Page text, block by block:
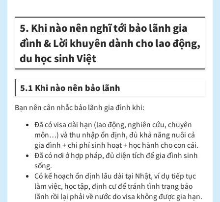
5. Khi nào nên nghĩ tới bảo lãnh gia
đình & Lời khuyên dành cho lao động,
du học sinh Việt
5.1 Khi nào nên bảo lãnh
Bạn nên cân nhắc bảo lãnh gia đình khi:
Đã có visa dài hạn (lao động, nghiên cứu, chuyên
môn…) và thu nhập ổn định, đủ khả năng nuôi cả
gia đình + chi phí sinh hoạt + học hành cho con cái.
Đã có nơi ở hợp pháp, đủ diện tích để gia đình sinh
sống.
Có kế hoạch ổn định lâu dài tại Nhật, ví dụ tiếp tục
làm việc, học tập, định cư để tránh tình trạng bảo
lãnh rồi lại phải về nước do visa không được gia hạn.